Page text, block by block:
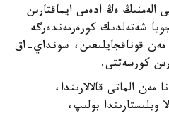
ەڭ ادەمى ايماقتارىن
شەتەلدىك كورەرمەندەرگە
مەن قوناقجايلىعىن، سونداي-اق
كورسەتتى.
مەن الماتى قالالارىندا،
بولىپ،